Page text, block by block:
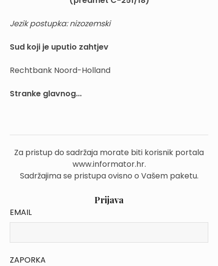
Jezik postupka: nizozemski
Sud koji je uputio zahtjev
Rechtbank Noord-Holland
Stranke glavnog...
Za pristup do sadržaja morate biti korisnik portala
www.informator.hr.
Sadržajima se pristupa ovisno o Vašem paketu.
Prijava
EMAIL
ZAPORKA